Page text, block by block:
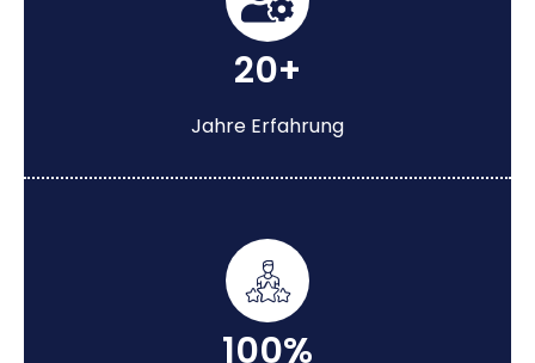
20+
Jahre Erfahrung
100%